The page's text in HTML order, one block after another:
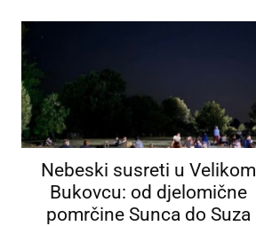
Nebeski susreti u Velikom
Bukovcu: od djelomične
pomrčine Sunca do Suza